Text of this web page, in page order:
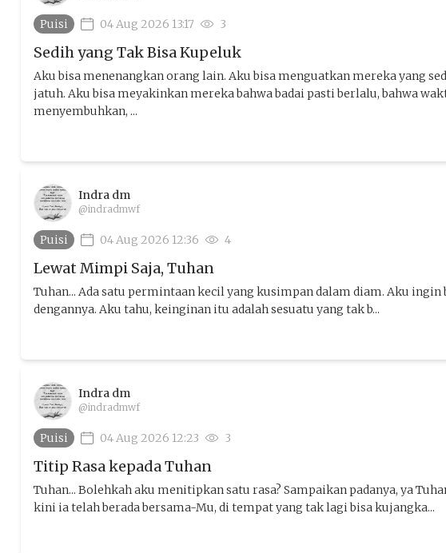
Puisi 04 Aug 2026 13:17 3
Sedih yang Tak Bisa Kupeluk
Aku bisa menenangkan orang lain. Aku bisa menguatkan mereka yang
jatuh. Aku bisa meyakinkan mereka bahwa badai pasti berlalu, bahwa
menyembuhkan, ...
Indra dm
@indradmwf
Puisi 04 Aug 2026 12:36 4
Lewat Mimpi Saja, Tuhan
Tuhan... Ada satu permintaan kecil yang kusimpan dalam diam. Aku ingin
dengannya. Aku tahu, keinginan itu adalah sesuatu yang tak b...
Indra dm
@indradmwf
Puisi 04 Aug 2026 12:23 3
Titip Rasa kepada Tuhan
Tuhan... Bolehkah aku menitipkan satu rasa? Sampaikan padanya, ya
kini ia telah berada bersama-Mu, di tempat yang tak lagi bisa kujangka...